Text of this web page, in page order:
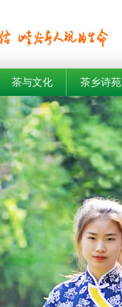
茶与文化 茶乡诗苑